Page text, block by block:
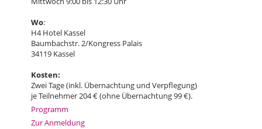
Wo:
H4 Hotel Kassel
Baumbachstr. 2/Kongress Palais
34119 Kassel
Kosten:
Zwei Tage (inkl. Übernachtung und Verpflegung)
je Teilnehmer 204 € (ohne Übernachtung 99 €).
Programm
Zur Anmeldung